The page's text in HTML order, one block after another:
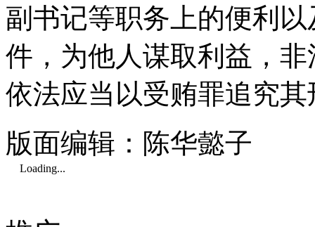
副书记等职务上的便利
件，为他人谋取利益，
依法应当以受贿罪追究
版面编辑：陈华懿子
Loading...